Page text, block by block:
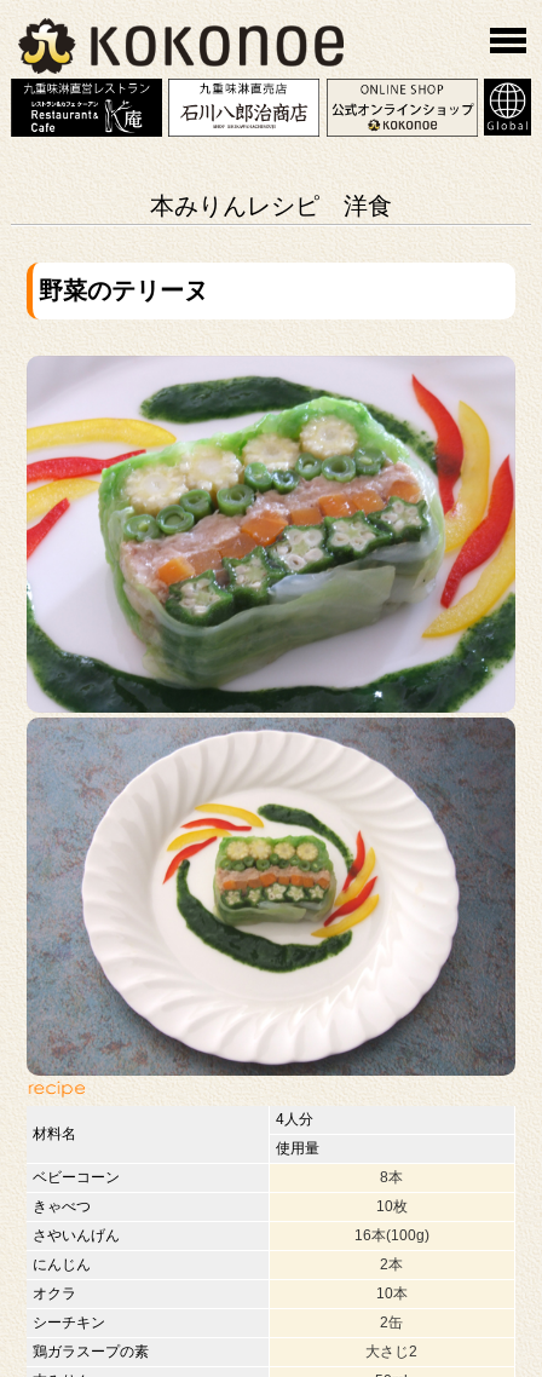
本みりんレシピ 洋食
野菜のテリーヌ
材料名
4人分
使用量
ベビーコーン
8本
きゃべつ
10枚
さやいんげん
16本(100g)
にんじん
2本
オクラ
10本
シーチキン
2缶
鶏ガラスープの素
大さじ2